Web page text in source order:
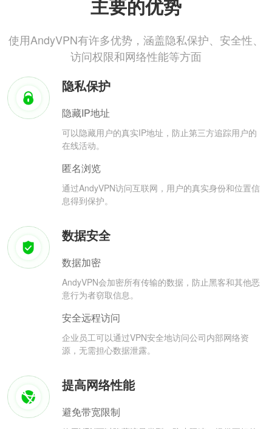
主要的优势
使用AndyVPN有许多优势，涵盖隐私保护、安全性、
访问权限和网络性能等方面
隐私保护
隐藏IP地址
可以隐藏用户的真实IP地址，防止第三方追踪用户的
在线活动。
匿名浏览
通过AndyVPN访问互联网，用户的真实身份和位置信
息得到保护。
数据安全
数据加密
AndyVPN会加密所有传输的数据，防止黑客和其他恶
意行为者窃取信息。
安全远程访问
企业员工可以通过VPN安全地访问公司内部网络资
源，无需担心数据泄露。
提高网络性能
避免带宽限制